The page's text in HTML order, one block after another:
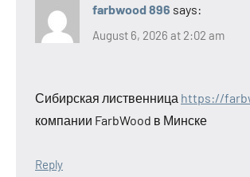
farbwood 896 says:
August 6, 2026 at 2:02 am
Сибирская лиственница https://
компании FarbWood в Минске
Reply